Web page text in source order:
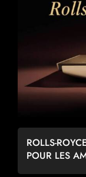
ROLLS-
POUR LES